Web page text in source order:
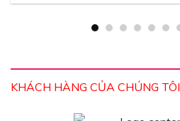
KHÁCH HÀNG CỦA CHÚNG TÔI